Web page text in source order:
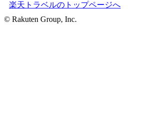
楽天トラベルのトップページへ
© Rakuten Group, Inc.